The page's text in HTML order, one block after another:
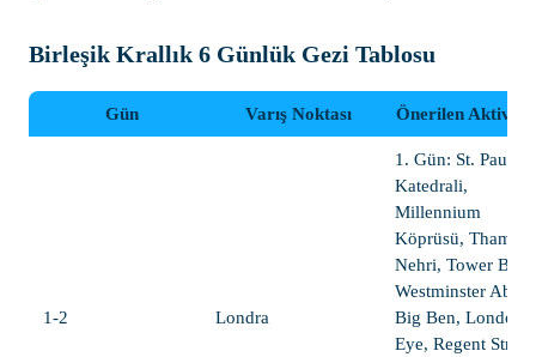
Birleşik Krallık 6 Günlük Gezi Tablosu
Gün Varış Noktası Önerilen
1-2 Londra
1. Gün: St. Paul's
Katedrali,
Millennium
Köprüsü, Thames
Nehri, Tower
Westminster
Big Ben, London
Eye, Regent Street.